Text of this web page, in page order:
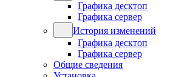
Графика десктоп
Графика сервер
История изменений
Графика десктоп
Графика сервер
Общие сведения